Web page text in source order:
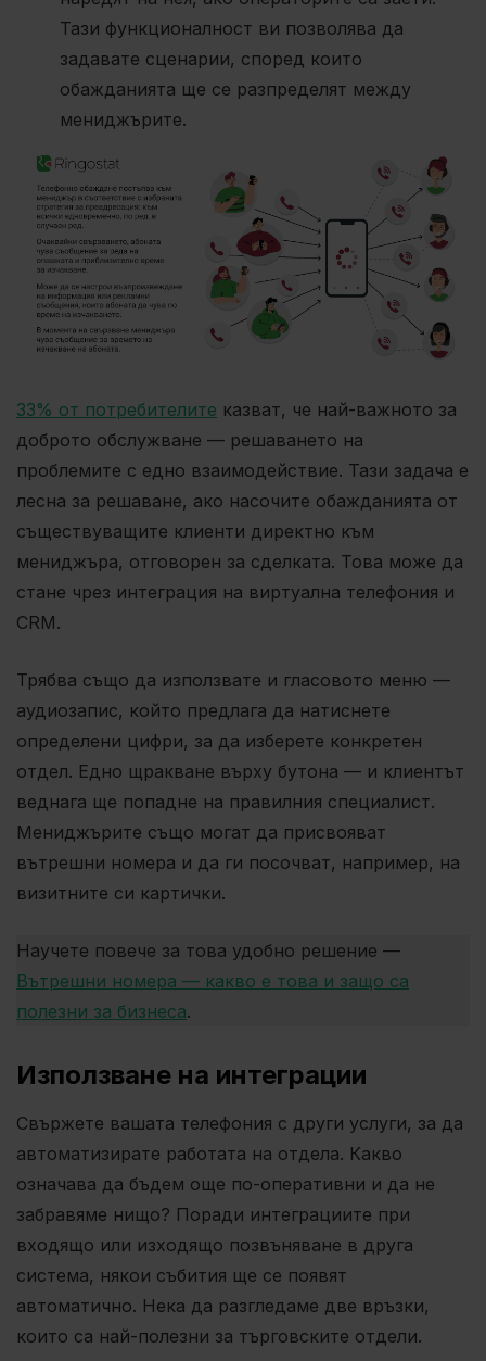
Тази функционалност ви позволява да
задавате сценарии, според които
обажданията ще се разпределят между
мениджърите.
33% от потребителите казват, че най-важното за
доброто обслужване — решаването на
проблемите с едно взаимодействие. Тази задача е
лесна за решаване, ако насочите обажданията от
съществуващите клиенти директно към
мениджъра, отговорен за сделката. Това може да
стане чрез интеграция на виртуална телефония и
CRM.
Трябва също да използвате и гласовото меню —
аудиозапис, който предлага да натиснете
определени цифри, за да изберете конкретен
отдел. Едно щракване върху бутона — и клиентът
веднага ще попадне на правилния специалист.
Мениджърите също могат да присвояват
вътрешни номера и да ги посочват, например, на
визитните си картички.
Научете повече за това удобно решение —
Вътрешни номера — какво е това и защо са
полезни за бизнеса.
Използване на интеграции
Свържете вашата телефония с други услуги, за да
автоматизирате работата на отдела. Какво
означава да бъдем още по-оперативни и да не
забравяме нищо? Поради интеграциите при
входящо или изходящо позвъняване в друга
система, някои събития ще се появят
автоматично. Нека да разгледаме две връзки,
които са най-полезни за търговските отдели.